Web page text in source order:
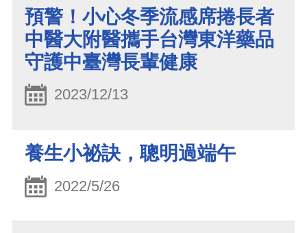
預警！小心冬季流感席捲長者
中醫大附醫攜手台灣東洋藥品
守護中臺灣長輩健康
2023/12/13
養生小祕訣，聰明過端午
2022/5/26